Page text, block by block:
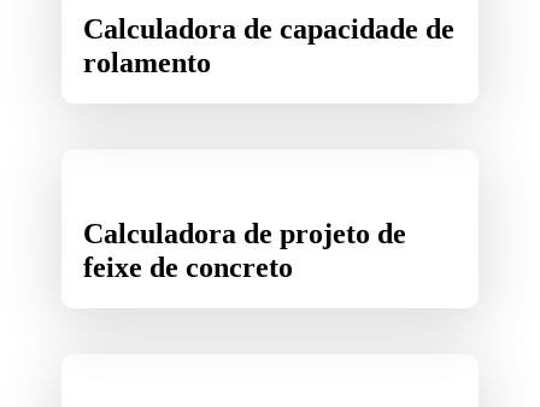
Calculadora de capacidade de
rolamento
Calculadora de projeto de
feixe de concreto